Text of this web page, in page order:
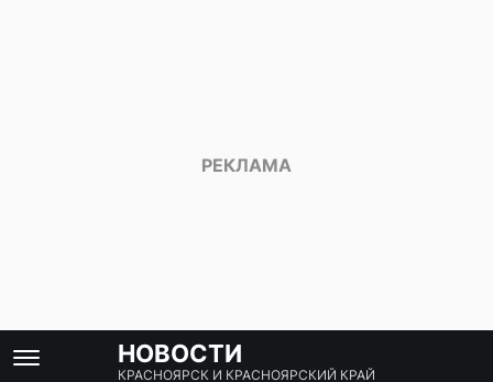
НОВОСТИ
КРАСНОЯРСК И КРАСНОЯРСКИЙ КРАЙ